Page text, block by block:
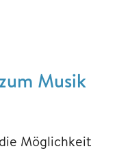
Musik
Möglichkeit